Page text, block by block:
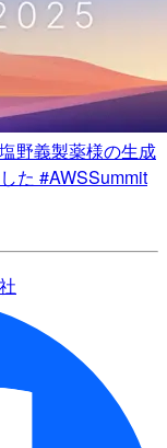
野義製薬様の生成
た #AWSSummit